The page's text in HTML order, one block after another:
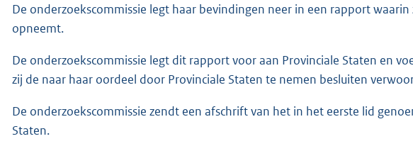
De onderzoekscommissie legt haar bevindingen neer in een rapport waarin
opneemt.
De onderzoekscommissie legt dit rapport voor aan Provinciale Staten en
zij de naar haar oordeel door Provinciale Staten te nemen besluiten
De onderzoekscommissie zendt een afschrift van het in het eerste lid
Staten.